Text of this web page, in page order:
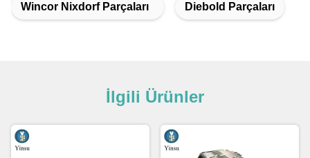
Wincor Nixdorf Parçaları Diebold Parçaları
İlgili Ürünler